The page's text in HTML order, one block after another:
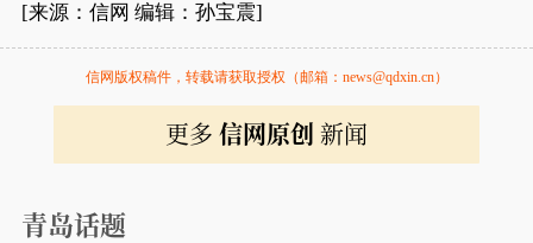
[来源：信网 编辑：孙宝震]
信网版权稿件，转载请获取授权（邮箱：news@qdxin.cn）
更多 信网原创 新闻
青岛话题